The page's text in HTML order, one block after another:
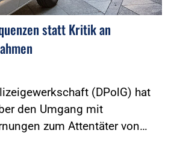
statt Kritik an
(DPolG) hat
den Umgang mit
zum Attentäter von…